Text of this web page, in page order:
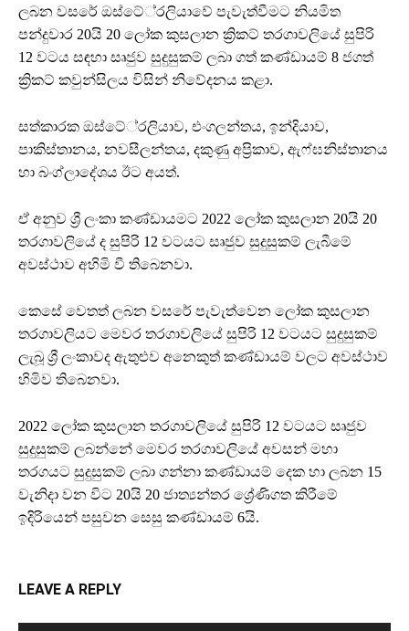
ලබන වසරේ ඔස්ටේ‍්‍රලියාවේ පැවැත්වීමට නියමිත
පන්දුවාර 20යි 20 ලෝක කුසලාන ක්‍රිකට් තරගාවලියේ සුපිරි
12 වටය සඳහා සෘජුව සුදුසුකම් ලබා ගත් කණ්ඩායම් 8 ජගත්
ක්‍රිකට් කවුන්සිලය විසින් නිවේදනය කළා.
සත්කාරක ඔස්ටේ‍්‍රලියාව, එංගලන්තය, ඉන්දියාව,
පාකිස්තානය, නවසීලන්තය, දකුණු අප්‍රිකාව, ඇෆ්ඝනිස්තානය
හා බංග්ලාදේශය ඊට අයත්.
ඒ අනුව ශ්‍රී ලංකා කණ්ඩායමට 2022 ලෝක කුසලාන 20යි 20
තරගාවලියේ ද සුපිරි 12 වටයට සෘජුව සුදුසුකම් ලැබීමේ
අවස්ථාව අහිමි වී තිබෙනවා.
කෙසේ වෙතත් ලබන වසරේ පැවැත්වෙන ලෝක කුසලාන
තරගාවලියට මෙවර තරගාවලියේ සුපිරි 12 වටයට සුදුසුකම්
ලැබූ ශ්‍රී ලංකාවද ඇතුළුව අනෙකුත් කණ්ඩායම් වලට අවස්ථාව
හිමිව තිබෙනවා.
2022 ලෝක කුසලාන තරගාවලියේ සුපිරි 12 වටයට සෘජුව
සුදුසුකම් ලබන්නේ මෙවර තරගාවලියේ අවසන් මහා
තරගයට සුදුසුකම් ලබා ගන්නා කණ්ඩායම් දෙක හා ලබන 15
වැනිදා වන විට 20යි 20 ජාත්‍යන්තර ශ්‍රේණිගත කිරීමේ
ඉදිරියෙන් පසුවන සෙසු කණ්ඩායම් 6යි.
LEAVE A REPLY